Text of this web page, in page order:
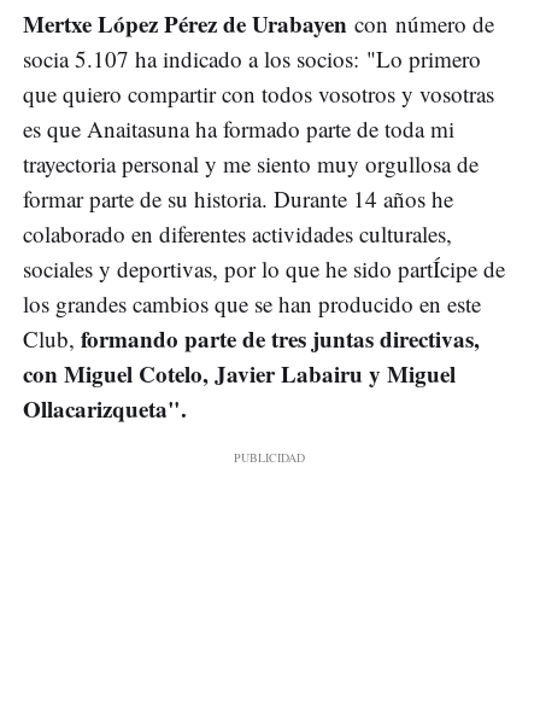
Mertxe López Pérez de Urabayen con número de
socia 5.107 ha indicado a los socios: "Lo primero
que quiero compartir con todos vosotros y vosotras
es que Anaitasuna ha formado parte de toda mi
trayectoria personal y me siento muy orgullosa de
formar parte de su historia. Durante 14 años he
colaborado en diferentes actividades culturales,
sociales y deportivas, por lo que he sido partÍcipe de
los grandes cambios que se han producido en este
Club, formando parte de tres juntas directivas,
con Miguel Cotelo, Javier Labairu y Miguel
Ollacarizqueta".